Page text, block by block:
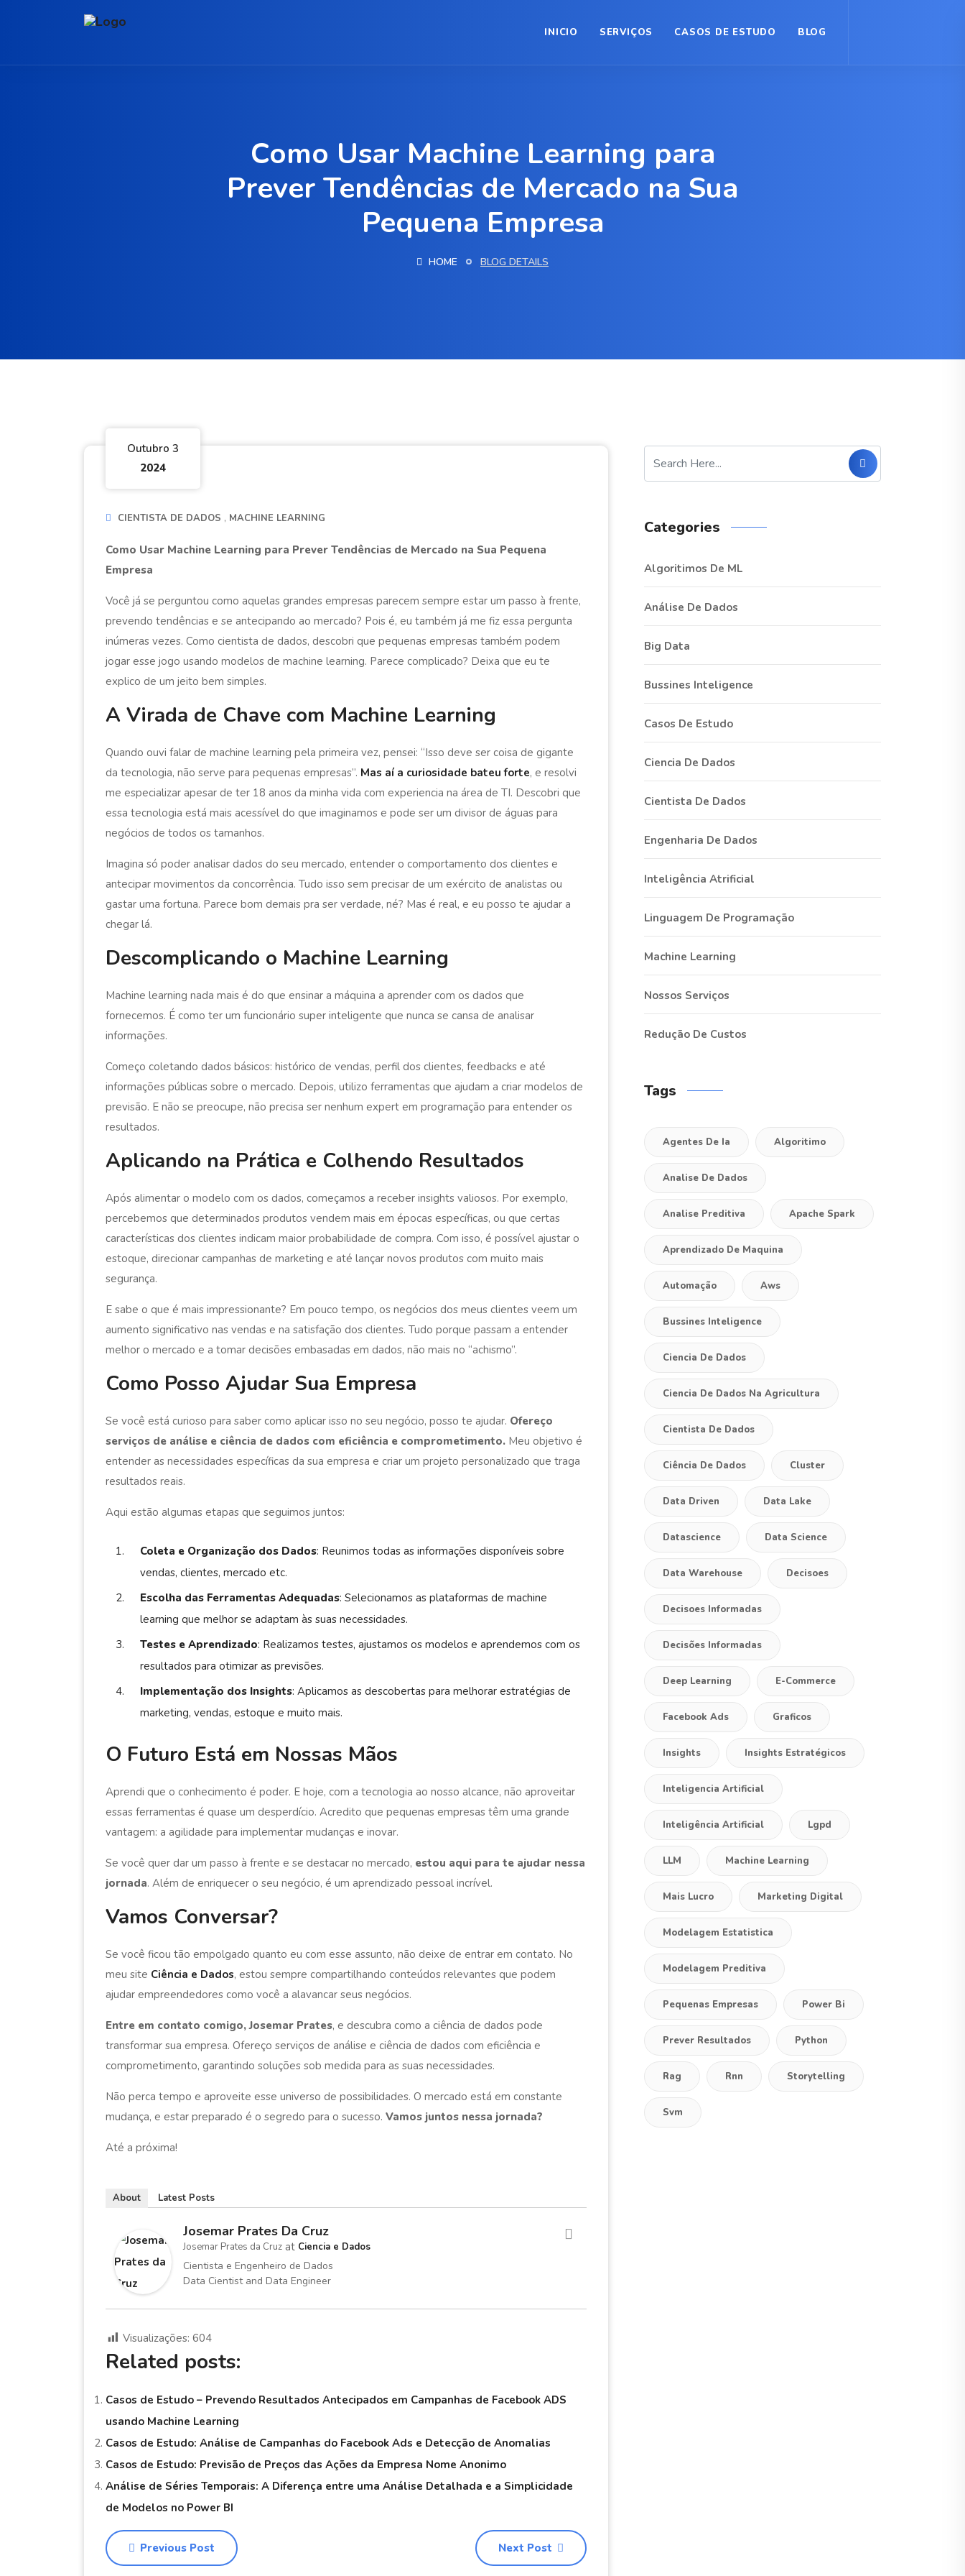
INICIO SERVIÇOS CASOS DE ESTUDO BLOG
Como Usar Machine Learning para
Prever Tendências de Mercado na Sua
Pequena Empresa
HOME BLOG DETAILS
Outubro 3
2024
CIENTISTA DE DADOS MACHINE LEARNING
Como Usar Machine Learning para Prever Tendências de Mercado na Sua Pequena
Empresa
Você já se perguntou como aquelas grandes empresas parecem sempre estar um passo à frente,
prevendo tendências e se antecipando ao mercado? Pois é, eu também já me fiz essa pergunta
inúmeras vezes. Como cientista de dados, descobri que pequenas empresas também podem
jogar esse jogo usando modelos de machine learning. Parece complicado? Deixa que eu te
explico de um jeito bem simples.
A Virada de Chave com Machine Learning
Quando ouvi falar de machine learning pela primeira vez, pensei: “Isso deve ser coisa de gigante
da tecnologia, não serve para pequenas empresas”. Mas aí a curiosidade bateu forte, e resolvi
me especializar apesar de ter 18 anos da minha vida com experiencia na área de TI. Descobri que
essa tecnologia está mais acessível do que imaginamos e pode ser um divisor de águas para
negócios de todos os tamanhos.
Imagina só poder analisar dados do seu mercado, entender o comportamento dos clientes e
antecipar movimentos da concorrência. Tudo isso sem precisar de um exército de analistas ou
gastar uma fortuna. Parece bom demais pra ser verdade, né? Mas é real, e eu posso te ajudar a
chegar lá.
Descomplicando o Machine Learning
Machine learning nada mais é do que ensinar a máquina a aprender com os dados que
fornecemos. É como ter um funcionário super inteligente que nunca se cansa de analisar
informações.
Começo coletando dados básicos: histórico de vendas, perfil dos clientes, feedbacks e até
informações públicas sobre o mercado. Depois, utilizo ferramentas que ajudam a criar modelos de
previsão. E não se preocupe, não precisa ser nenhum expert em programação para entender os
resultados.
Aplicando na Prática e Colhendo Resultados
Após alimentar o modelo com os dados, começamos a receber insights valiosos. Por exemplo,
percebemos que determinados produtos vendem mais em épocas específicas, ou que certas
características dos clientes indicam maior probabilidade de compra. Com isso, é possível ajustar o
estoque, direcionar campanhas de marketing e até lançar novos produtos com muito mais
segurança.
E sabe o que é mais impressionante? Em pouco tempo, os negócios dos meus clientes veem um
aumento significativo nas vendas e na satisfação dos clientes. Tudo porque passam a entender
melhor o mercado e a tomar decisões embasadas em dados, não mais no “achismo”.
Como Posso Ajudar Sua Empresa
Se você está curioso para saber como aplicar isso no seu negócio, posso te ajudar. Ofereço
serviços de análise e ciência de dados com eficiência e comprometimento. Meu objetivo é
entender as necessidades específicas da sua empresa e criar um projeto personalizado que traga
resultados reais.
Aqui estão algumas etapas que seguimos juntos:
Coleta e Organização dos Dados: Reunimos todas as informações disponíveis sobre
vendas, clientes, mercado etc.
Escolha das Ferramentas Adequadas: Selecionamos as plataformas de machine
learning que melhor se adaptam às suas necessidades.
Testes e Aprendizado: Realizamos testes, ajustamos os modelos e aprendemos com os
resultados para otimizar as previsões.
Implementação dos Insights: Aplicamos as descobertas para melhorar estratégias de
marketing, vendas, estoque e muito mais.
O Futuro Está em Nossas Mãos
Aprendi que o conhecimento é poder. E hoje, com a tecnologia ao nosso alcance, não aproveitar
essas ferramentas é quase um desperdício. Acredito que pequenas empresas têm uma grande
vantagem: a agilidade para implementar mudanças e inovar.
Se você quer dar um passo à frente e se destacar no mercado, estou aqui para te ajudar nessa
jornada. Além de enriquecer o seu negócio, é um aprendizado pessoal incrível.
Vamos Conversar?
Se você ficou tão empolgado quanto eu com esse assunto, não deixe de entrar em contato. No
meu site Ciência e Dados, estou sempre compartilhando conteúdos relevantes que podem
ajudar empreendedores como você a alavancar seus negócios.
Entre em contato comigo, Josemar Prates, e descubra como a ciência de dados pode
transformar sua empresa. Ofereço serviços de análise e ciência de dados com eficiência e
comprometimento, garantindo soluções sob medida para as suas necessidades.
Não perca tempo e aproveite esse universo de possibilidades. O mercado está em constante
mudança, e estar preparado é o segredo para o sucesso. Vamos juntos nessa jornada?
Até a próxima!
About Latest Posts
Josemar Prates Da Cruz
Josemar Prates da Cruz at Ciencia e Dados
Cientista e Engenheiro de Dados
Data Cientist and Data Engineer
Visualizações: 604
Related posts:
Casos de Estudo – Prevendo Resultados Antecipados em Campanhas de Facebook ADS
usando Machine Learning
Casos de Estudo: Análise de Campanhas do Facebook Ads e Detecção de Anomalias
Casos de Estudo: Previsão de Preços das Ações da Empresa Nome Anonimo
Análise de Séries Temporais: A Diferença entre uma Análise Detalhada e a Simplicidade
de Modelos no Power BI
Previous Post Next Post
Categories
Algoritimos De ML
Análise De Dados
Big Data
Bussines Inteligence
Casos De Estudo
Ciencia De Dados
Cientista De Dados
Engenharia De Dados
Inteligência Atrificial
Linguagem De Programação
Machine Learning
Nossos Serviços
Redução De Custos
Tags
Agentes De Ia Algoritimo
Analise De Dados
Analise Preditiva Apache Spark
Aprendizado De Maquina
Automação Aws
Bussines Inteligence
Ciencia De Dados
Ciencia De Dados Na Agricultura
Cientista De Dados
Ciência De Dados Cluster
Data Driven Data Lake
Datascience Data Science
Data Warehouse Decisoes
Decisoes Informadas
Decisões Informadas
Deep Learning E-Commerce
Facebook Ads Graficos
Insights Insights Estratégicos
Inteligencia Artificial
Inteligência Artificial Lgpd
LLM Machine Learning
Mais Lucro Marketing Digital
Modelagem Estatistica
Modelagem Preditiva
Pequenas Empresas Power Bi
Prever Resultados Python
Rag Rnn Storytelling
Svm